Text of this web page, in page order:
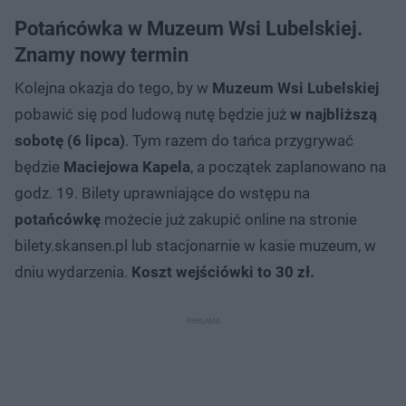
Potańcówka w Muzeum Wsi Lubelskiej.
Znamy nowy termin
Kolejna okazja do tego, by w Muzeum Wsi Lubelskiej
pobawić się pod ludową nutę będzie już w najbliższą
sobotę (6 lipca). Tym razem do tańca przygrywać
będzie Maciejowa Kapela, a początek zaplanowano na
godz. 19. Bilety uprawniające do wstępu na
potańcówkę możecie już zakupić online na stronie
bilety.skansen.pl lub stacjonarnie w kasie muzeum, w
dniu wydarzenia. Koszt wejściówki to 30 zł.